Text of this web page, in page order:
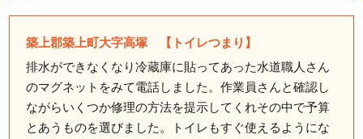
築上郡築上町大字高塚 【トイレつまり】
排水ができなくなり冷蔵庫に貼ってあった水道職人さん
のマグネットをみて電話しました。作業員さんと確認し
ながらいくつか修理の方法を提示してくれその中で予算
とあうものを選びました。トイレもすぐ使えるようにな